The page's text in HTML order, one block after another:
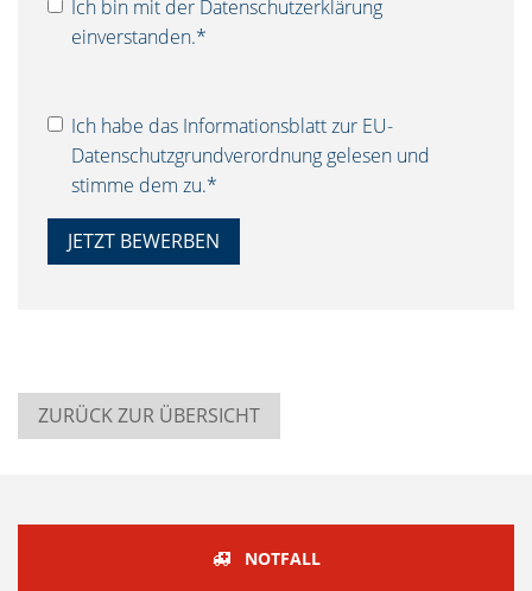
Ich bin mit der Datenschutzerklärung
einverstanden.*
Ich habe das Informationsblattzur EU-
Datenschutzgrundverordnung gelesen und
stimme dem zu.*
ZURÜCK ZUR ÜBERSICHT
NOTFALL